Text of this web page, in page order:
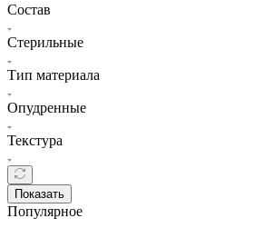
Состав
Стерильные
Тип материала
Опудренные
Текстура
Показать
Популярное